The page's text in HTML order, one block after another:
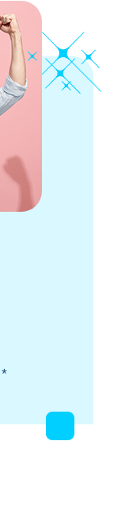
*